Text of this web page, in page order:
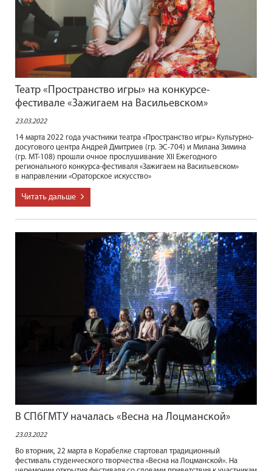
Театр «Пространство игры» на конкурсе-
фестивале «Зажигаем на Васильевском»
23.03.2022
14 марта 2022 года участники театра «Пространство игры» Культурно-
досугового центра Андрей Дмитриев (гр. ЭС-704) и Милана Зимина
(гр. МТ-108) прошли очное прослушивание XII Ежегодного
регионального конкурса-фестиваля «Зажигаем на Васильевском»
в направлении «Ораторское искусство»
Читать дальше
В СПбГМТУ началась «Весна на Лоцманской»
23.03.2022
Во вторник, 22 марта в Корабелке стартовал традиционный
фестиваль студенческого творчества «Весна на Лоцманской». На